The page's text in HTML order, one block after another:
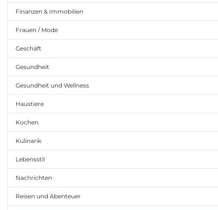
Finanzen & Immobilien
Frauen / Mode
Geschäft
Gesundheit
Gesundheit und Wellness
Haustiere
Kochen
Kulinarik
Lebensstil
Nachrichten
Reisen und Abenteuer